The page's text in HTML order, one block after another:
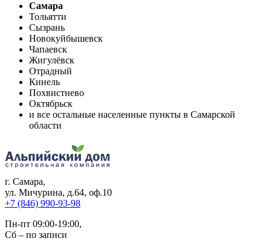
Самара
Тольятти
Сызрань
Новокуйбышевск
Чапаевск
Жигулёвск
Отрадный
Кинель
Похвистнево
Октябрьск
и все остальные населенные пункты в Самарской
области
г. Самара,
ул. Мичурина, д.64, оф.10
+7 (846) 990-93-98
Пн-пт 09:00-19:00,
Сб – по записи